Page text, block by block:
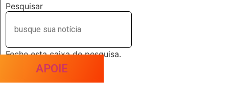
Pesquisar
Feche esta caixa de pesquisa.
APOIE